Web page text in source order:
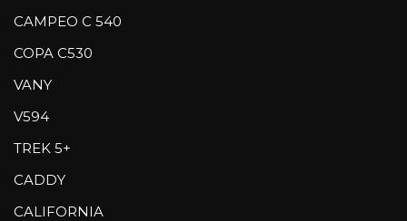
CAMPEO C 540
COPA C530
VANY
V594
TREK 5+
CADDY
CALIFORNIA